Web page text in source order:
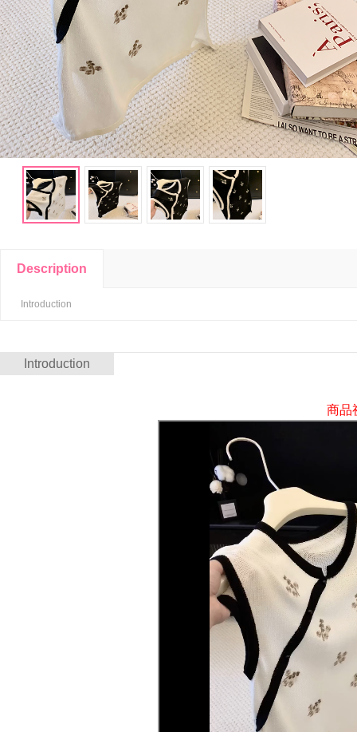
Description
Introduction
Introduction
商品